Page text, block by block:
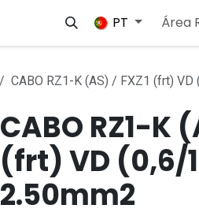
Empregos
PT Área
CABO RZ1-K (AS) / FXZ1 (frt) VD
CABO RZ1-K
(frt) VD (0,6/
2.50mm2